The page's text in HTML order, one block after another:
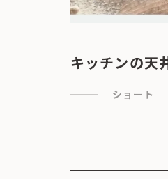
キッチンの天
ショート